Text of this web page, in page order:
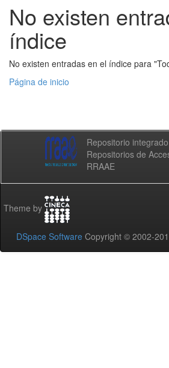
No existen
índice
No existen entradas en el índice para
Página de inicio
Repositorio
Repositorios de
RRAAE
Theme by
DSpace Software Copyright © 2002-